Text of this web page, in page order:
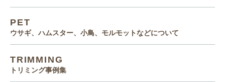
PET
ウサギ、ハムスター、小鳥、モルモットなどについて
TRIMMING
トリミング事例集